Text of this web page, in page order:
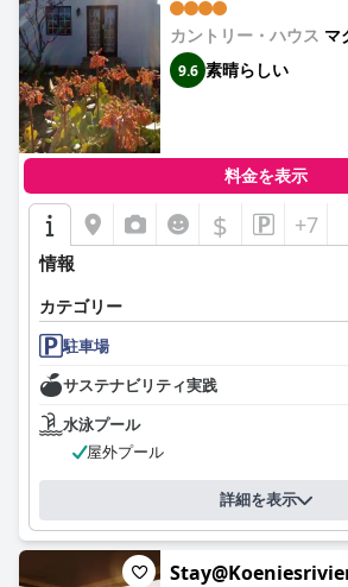
カントリー・ハウス マ
9.6 素晴らしい
料金を表示
$ +7
情報
カテゴリー
駐車場
サステナビリティ実践
水泳プール
屋外プール
詳細を表示